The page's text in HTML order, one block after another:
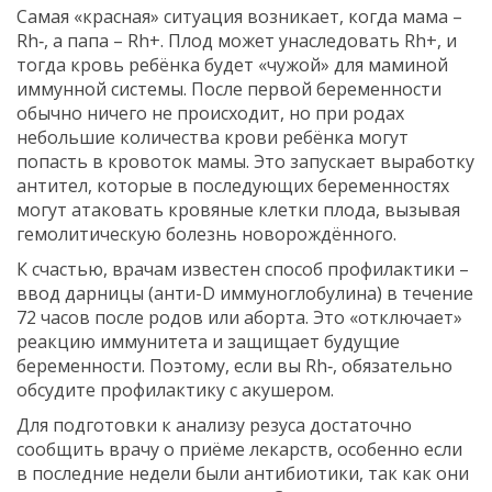
Самая «красная» ситуация возникает, когда мама –
Rh‑, а папа – Rh+. Плод может унаследовать Rh+, и
тогда кровь ребёнка будет «чужой» для маминой
иммунной системы. После первой беременности
обычно ничего не происходит, но при родах
небольшие количества крови ребёнка могут
попасть в кровоток мамы. Это запускает выработку
антител, которые в последующих беременностях
могут атаковать кровяные клетки плода, вызывая
гемолитическую болезнь новорождённого.
К счастью, врачам известен способ профилактики –
ввод дарницы (анти-D иммуноглобулина) в течение
72 часов после родов или аборта. Это «отключает»
реакцию иммунитета и защищает будущие
беременности. Поэтому, если вы Rh‑, обязательно
обсудите профилактику с акушером.
Для подготовки к анализу резуса достаточно
сообщить врачу о приёме лекарств, особенно если
в последние недели были антибиотики, так как они